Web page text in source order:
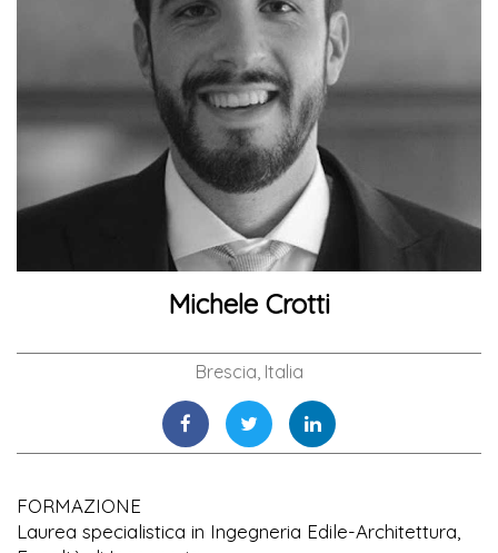
Michele Crotti
Brescia, Italia
FORMAZIONE
Laurea specialistica in Ingegneria Edile-Architettura,